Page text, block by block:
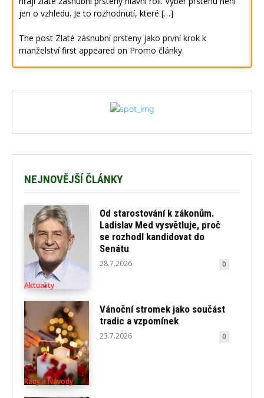
jen o vzhledu. Je to rozhodnutí, které […]
The post Zlaté zásnubní prsteny jako první krok k
manželstvífirst appeared on Promo články.
NEJNOVĚJŠÍ ČLÁNKY
Aktuality
Od starostování k zákonům.
Ladislav Med vysvětluje, proč
se rozhodl kandidovat do
Senátu
28.7.2026 0
Rady a Návody
Vánoční stromek jako součást
tradic a vzpomínek
23.7.2026 0